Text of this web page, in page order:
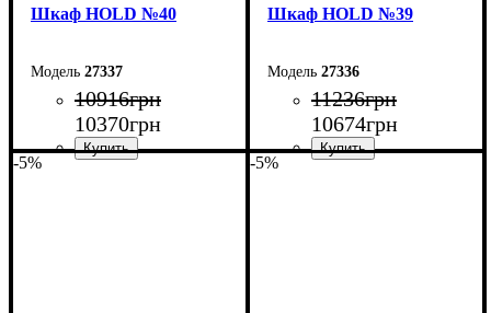
Шкаф НOLD №40
27337
10916грн
10370грн
Шкаф НOLD №39
27336
11236грн
10674грн
-5% -5%